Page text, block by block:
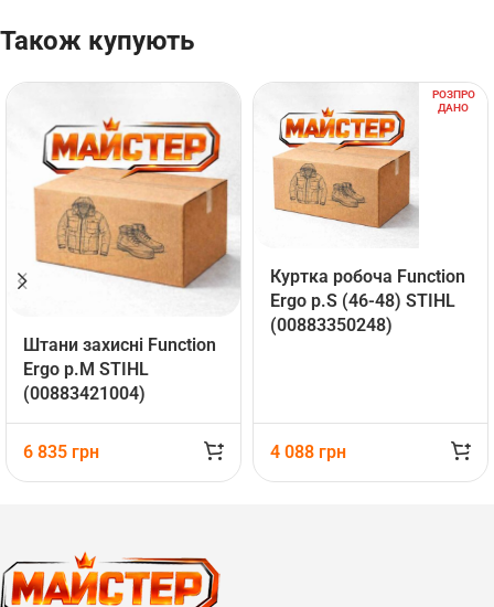
Також купують
Штани захисні Function
Ergo р.М STIHL
(00883421004)
6 835 грн
РОЗПРО
ДАНО
Куртка робоча Function
Ergo р.S (46-48) STIHL
(00883350248)
4 088 грн